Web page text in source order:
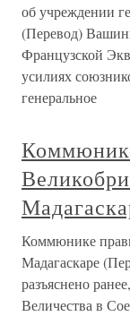
об учреждении
(Перевод)
Французской
усилиях
генеральное
Коммюнике
Мадагаскаре
разъяснено
Величества в